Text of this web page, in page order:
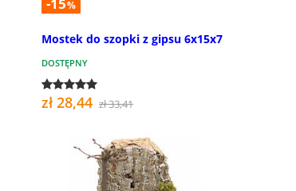
-15%
Mostek do szopki z gipsu 6x15x7
DOSTĘPNY
zł 28,44 zł 33,41